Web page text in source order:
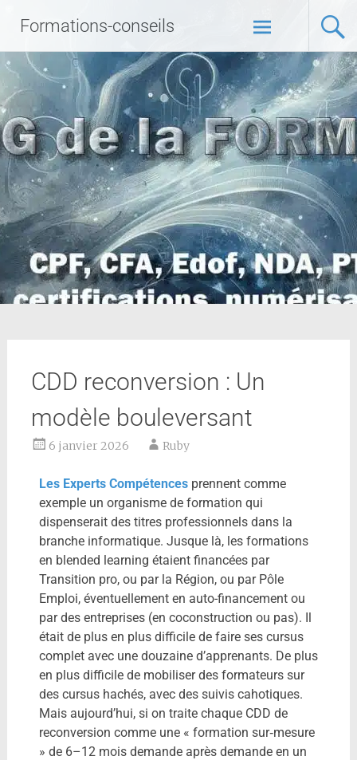
Formations-conseils
CDD reconversion : Un
modèle bouleversant
6 janvier 2026 Ruby
Les Experts Compétencesprennent comme
exemple un organisme de formation qui
dispenserait des titres professionnels dans la
branche informatique. Jusque là, les formations
en blended learning étaient financées par
Transition pro, ou par la Région, ou par Pôle
Emploi, éventuellement en auto-financement ou
par des entreprises (en coconstruction ou pas). Il
était de plus en plus difficile de faire ses cursus
complet avec une douzaine d’apprenants. De plus
en plus difficile de mobiliser des formateurs sur
des cursus hachés, avec des suivis cahotiques.
Mais aujourd’hui, si on traite chaque CDD de
reconversion comme une « formation sur‑mesure
» de 6–12 mois demande après demande en un